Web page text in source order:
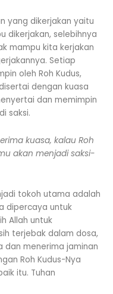
yang dikerjakan yaitu
dikerjakan, selebihnya
mampu kita kerjakan
Setiap
oleh Roh Kudus,
dengan kuasa
dan memimpin
saksi.
kuasa, kalau Roh
akan menjadi saksi-
tokoh utama adalah
dipercaya untuk
Allah untuk
terjebak dalam dosa,
dan menerima jaminan
Roh Kudus-Nya
itu. Tuhan